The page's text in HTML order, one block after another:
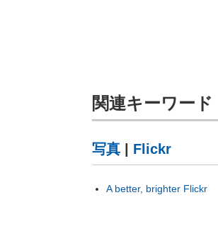
関連キーワード
写真 Flickr
A better, brighter Flickr